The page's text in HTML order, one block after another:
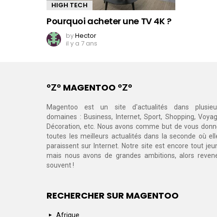
HIGH TECH
Pourquoi acheter une TV 4K ?
byHector
il y a 7 ans
°Ζ° MAGENTOO °Ζ°
Magentoo est un site d'actualités dans
domaines : Business, Internet, Sport, Shopping,
Décoration, etc. Nous avons comme but de vous
toutes les meilleurs actualités dans la seconde où
paraissent sur Internet. Notre site est encore tout
mais nous avons de grandes ambitions, alors
souvent !
RECHERCHER SUR MAGENTOO
Afrique